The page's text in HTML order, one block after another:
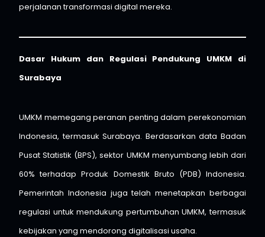
perjalanan transformasi digital mereka.
Dasar Hukum dan Regulasi Pendukung UMKM di
Surabaya
UMKM memegang peranan penting dalam perekonomian
Indonesia, termasuk Surabaya. Berdasarkan data Badan
Pusat Statistik (BPS), sektor UMKM menyumbang lebih dari
60% terhadap Produk Domestik Bruto (PDB) Indonesia.
Pemerintah Indonesia juga telah menetapkan berbagai
regulasi untuk mendukung pertumbuhan UMKM, termasuk
kebijakan yang mendorong digitalisasi usaha.